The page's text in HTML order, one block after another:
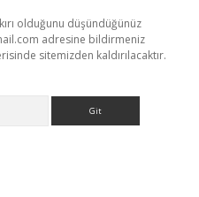
olduğunu düşündüğünüz
adresine bildirmeniz
sitemizden kaldırılacaktır.